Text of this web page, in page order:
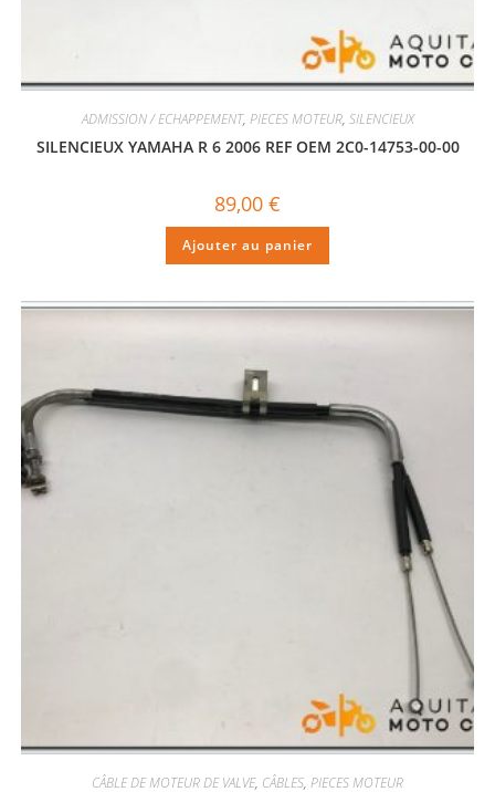
ADMISSION / ECHAPPEMENT, PIECES MOTEUR, SILENCIEUX
SILENCIEUX YAMAHA R 6 2006 REF OEM 2C0-14753-00-00
89,00 €
Ajouter au panier
CÂBLE DE MOTEUR DE VALVE, CÂBLES, PIECES MOTEUR